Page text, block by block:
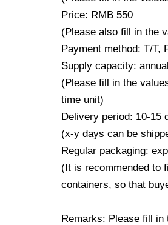
Price: RMB 550
(Please also fill in the
Payment method: T/T,
Supply capacity:
(Please fill in the
time unit)
Delivery period: 10-15
(x-y days can be
Regular packaging:
(It is recommended to
containers, so that
Remarks: Please fill in